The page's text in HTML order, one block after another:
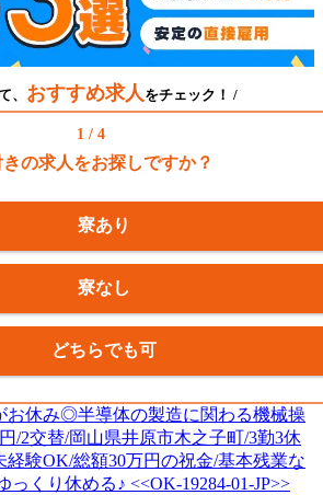
、 おすすめ求人 をチェック！ /
1 / 4
の求人をお探しですか？
寮あり
寮なし
どちらでも可